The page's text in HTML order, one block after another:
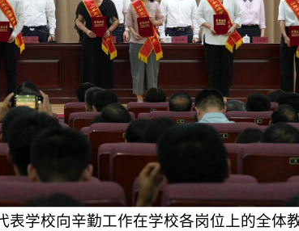
表学校向辛勤工作在学校各岗位上的全体